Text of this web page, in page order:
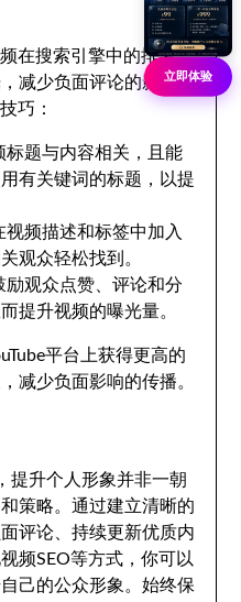
在搜索引擎中的排名，
减少负面评论的影响。
巧：
标题与内容相关，且能
有关键词的标题，以提
视频描述和标签中加入
观众轻松找到。
励观众点赞、评论和分
提升视频的曝光量。
平台上获得更高的
减少负面影响的传播。
提升个人形象并非一朝
策略。通过建立清晰的
评论、持续更新优质内
频SEO等方式，你可以
己的公众形象。始终保
立即体验